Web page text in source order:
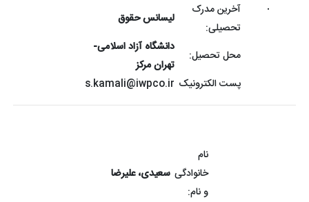
آخرین مدرک
تحصیلی:
لیسانس حقوق
محل تحصیل:
دانشگاه آزاد اسلامی-
تهران مرکز
پست الکترونیک s.kamali@iwpco.ir
نام
خانوادگی
و نام:
سعیدی، علیرضا